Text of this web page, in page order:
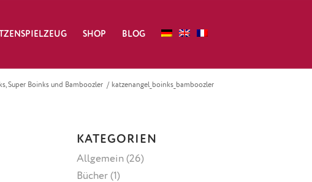
SHOP BLOG
Super Boinks und Bamboozler / katzenangel_boinks_bamboozler
KATEGORIEN
Allgemein(26)
Bücher(1)